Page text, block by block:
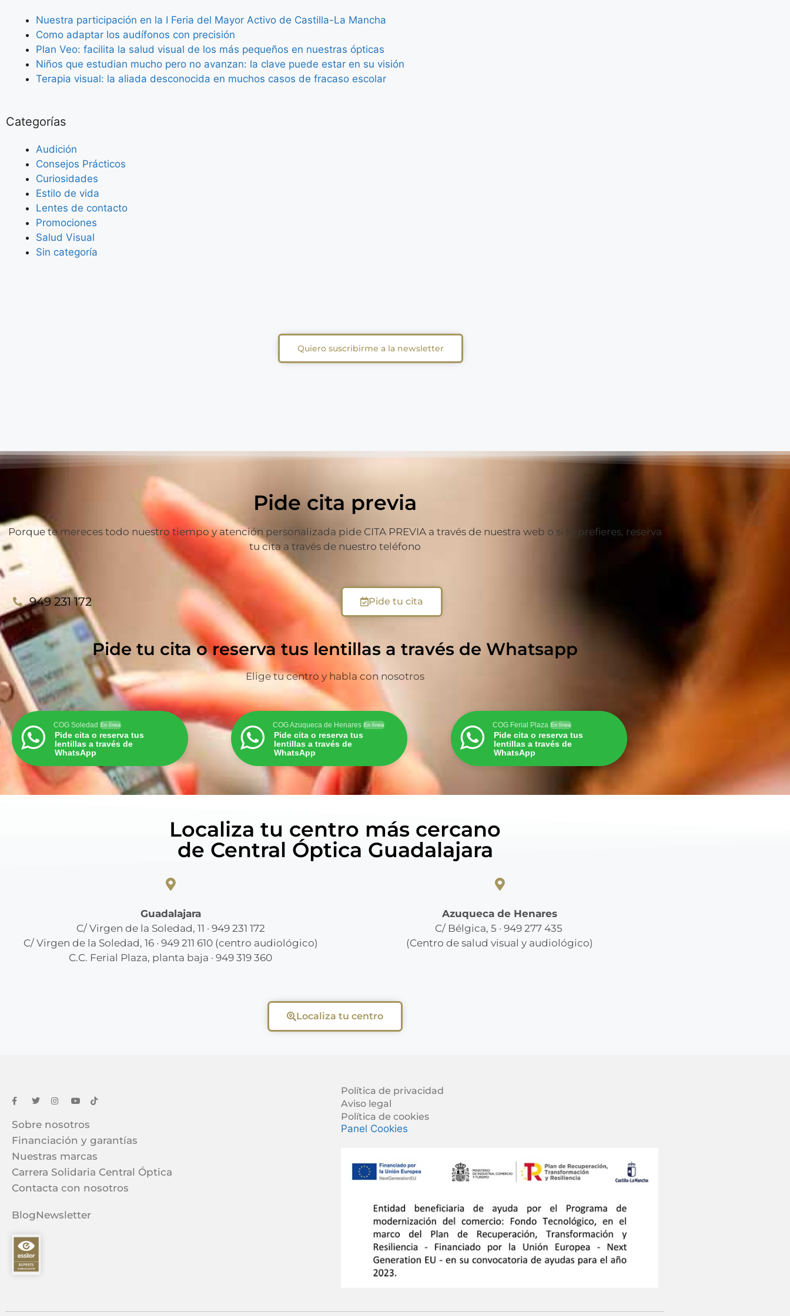
Nuestra participación en la I Feria del Mayor Activo de Castilla-La Mancha
Como adaptar los audífonos con precisión
Plan Veo: facilita la salud visual de los más pequeños en nuestras ópticas
Niños que estudian mucho pero no avanzan: la clave puede estar en su visión
Terapia visual: la aliada desconocida en muchos casos de fracaso escolar
Categorías
Audición
Consejos Prácticos
Curiosidades
Estilo de vida
Lentes de contacto
Promociones
Salud Visual
Sin categoría
Quiero suscribirme a la newsletter
Pide cita previa
Porque te mereces todo nuestro tiempo y atención personalizada pide CITA PREVIA a través de nuestra web o si lo prefieres, reserva
tu cita a través de nuestro teléfono
949 231 172 Pide tu cita
Pide tu cita o reserva tus lentillas a través de Whatsapp
Elige tu centro y habla con nosotros
COG Soledad En línea
Pide cita o reserva tus
lentillas a través de
WhatsApp
COG Azuqueca de Henares En línea
Pide cita o reserva tus
lentillas a través de
WhatsApp
COG Ferial Plaza En línea
Pide cita o reserva tus
lentillas a través de
WhatsApp
Localiza tu centro más cercano
de Central Óptica Guadalajara
Guadalajara
C/ Virgen de la Soledad, 11 · 949 231 172
C/ Virgen de la Soledad, 16 · 949 211 610 (centro audiológico)
C.C. Ferial Plaza, planta baja · 949 319 360
Azuqueca de Henares
C/ Bélgica, 5 · 949 277 435
(Centro de salud visual y audiológico)
Localiza tu centro
Sobre nosotros
Financiación y garantías
Nuestras marcas
Carrera Solidaria Central Óptica
Contacta con nosotros
BlogNewsletter
Política de privacidad
Aviso legal
Política de cookies
Panel Cookies